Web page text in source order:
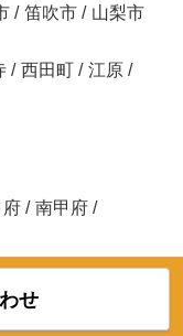
/ 笛吹市 / 山梨市
/ 西田町 / 江原 /
府 / 南甲府 /
せ